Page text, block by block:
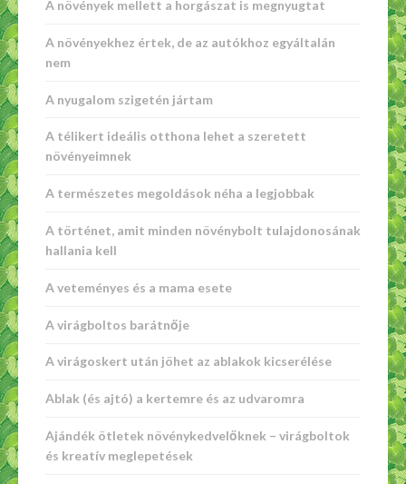
A növények mellett a horgászat is megnyugtat
A növényekhez értek, de az autókhoz egyáltalán
nem
A nyugalom szigetén jártam
A télikert ideális otthona lehet a szeretett
növényeimnek
A természetes megoldások néha a legjobbak
A történet, amit minden növénybolt tulajdonosának
hallania kell
A veteményes és a mama esete
A virágboltos barátnője
A virágoskert után jöhet az ablakok kicserélése
Ablak (és ajtó) a kertemre és az udvaromra
Ajándék ötletek növénykedvelőknek – virágboltok
és kreatív meglepetések